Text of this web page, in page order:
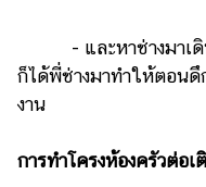
- และหาช่างมาเดิน
ก็ได้พี่ช่างมาทำให้ตอน
งาน
การทำโครงห้องครัวต่อเ